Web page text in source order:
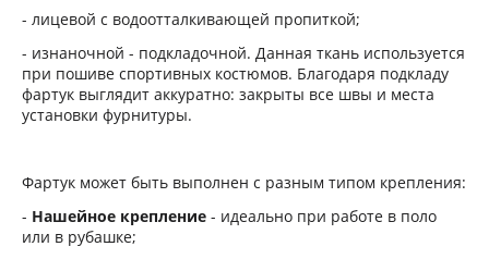
- лицевой с водоотталкивающей пропиткой;
- изнаночной - подкладочной. Данная ткань используется
при пошиве спортивных костюмов. Благодаря подкладу
фартук выглядит аккуратно: закрыты все швы и места
установки фурнитуры.
Фартук может быть выполнен с разным типом крепления:
- Нашейное крепление - идеально при работе в поло
или в рубашке;